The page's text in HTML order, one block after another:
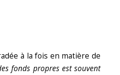
à la fois en matière de
fonds propres est souvent